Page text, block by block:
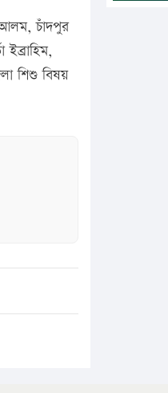
আলম, চাঁদপুর
শিশু বিষয়